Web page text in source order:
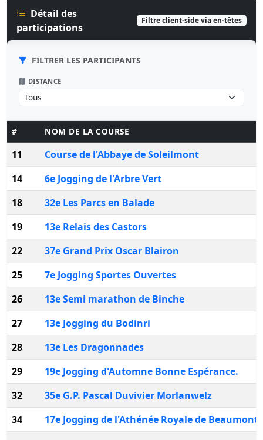
Détail des
participations
Filtre client-side via en-têtes
FILTRER LES PARTICIPANTS
DISTANCE
# NOM DE LA COURSE
11
Course de l'Abbaye de Soleilmont
14
6e Jogging de l'Arbre Vert
18
32e Les Parcs en Balade
19
13e Relais des Castors
22
37e Grand Prix Oscar Blairon
25
7e Jogging Sportes Ouvertes
26
13e Semi marathon de Binche
27
13e Jogging du Bodinri
28
13e Les Dragonnades
29
19e Jogging d'Automne Bonne Espérance.
32
35e G.P. Pascal Duvivier Morlanwelz
34
17e Jogging de l'Athénée Royale de Beaumont